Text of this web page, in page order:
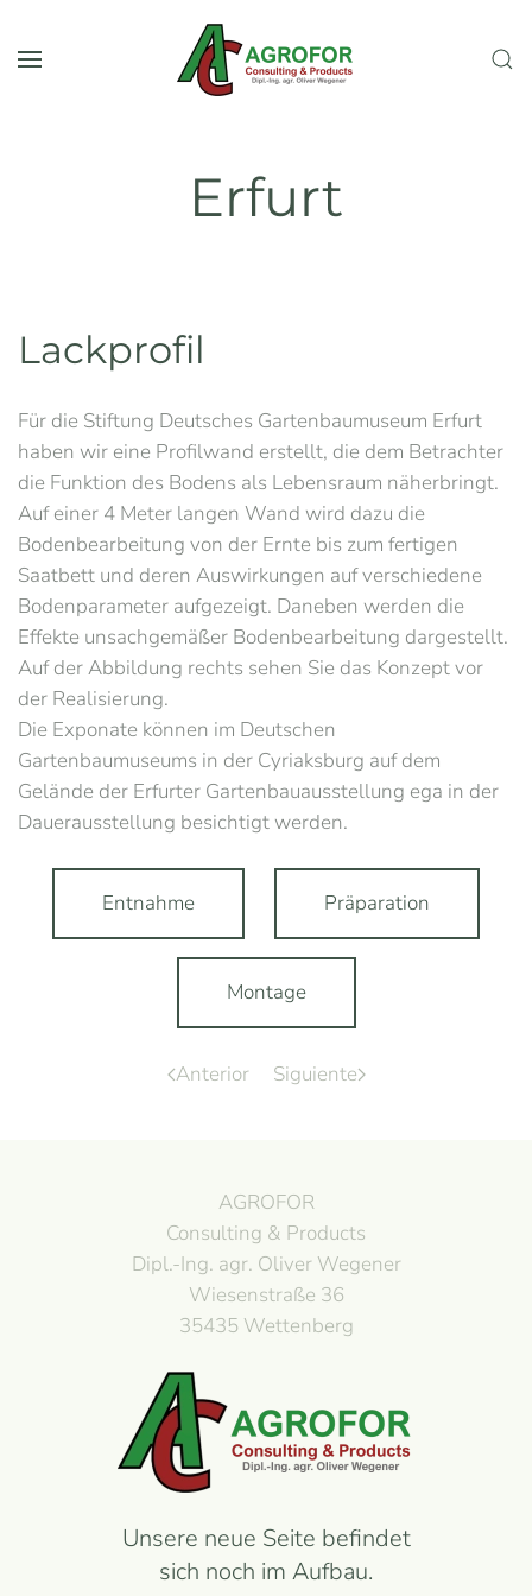
Skip to main content
Erfurt
Lackprofil
Für die Stiftung Deutsches Gartenbaumuseum Erfurt
haben wir eine Profilwand erstellt, die dem Betrachter
die Funktion des Bodens als Lebensraum näherbringt.
Auf einer 4 Meter langen Wand wird dazu die
Bodenbearbeitung von der Ernte bis zum fertigen
Saatbett und deren Auswirkungen auf verschiedene
Bodenparameter aufgezeigt. Daneben werden die
Effekte unsachgemäßer Bodenbearbeitung dargestellt.
Auf der Abbildung rechts sehen Sie das Konzept vor
der Realisierung.
Die Exponate können im Deutschen
Gartenbaumuseums in der Cyriaksburg auf dem
Gelände der Erfurter Gartenbauausstellung ega in der
Dauerausstellung besichtigt werden.
Entnahme Präparation
Montage
Anterior Siguiente
AGROFOR
Consulting & Products
Dipl.-Ing. agr. Oliver Wegener
Wiesenstraße 36
35435 Wettenberg
Unsere neue Seite befindet
sich noch im Aufbau.